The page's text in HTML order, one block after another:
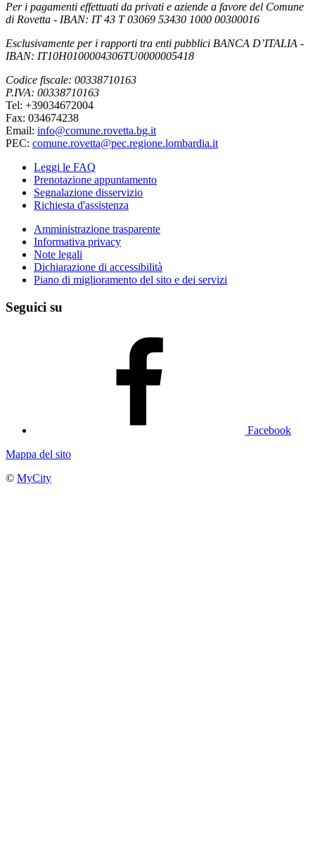
Per i pagamenti effettuati da privati e aziende a favore del Comune
di Rovetta - IBAN: IT 43 T 03069 53430 1000 00300016
Esclusivamente per i rapporti tra enti pubblici BANCA D’ITALIA -
IBAN: IT10H0100004306TU0000005418
Codice fiscale: 00338710163
P.IVA: 00338710163
Tel: +39034672004
Fax: 034674238
Email: info@comune.rovetta.bg.it
PEC: comune.rovetta@pec.regione.lombardia.it
Leggi le FAQ
Prenotazione appuntamento
Segnalazione disservizio
Richiesta d'assistenza
Amministrazione trasparente
Informativa privacy
Note legali
Dichiarazione di accessibilità
Piano di miglioramento del sito e dei servizi
Seguici su
Facebook
Mappa del sito
© MyCity